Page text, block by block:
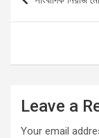
o
Leave a
Your email